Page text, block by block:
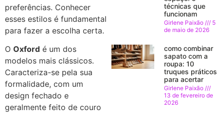
preferências. Conhecer
esses estilos é fundamental
para fazer a escolha certa.
O Oxford é um dos
modelos mais clássicos.
Caracteriza-se pela sua
formalidade, com um
design fechado e
geralmente feito de couro
técnicas que
funcionam
Girlene Paixão
5
de maio de 2026
como combinar
sapato com a
roupa: 10
truques práticos
para acertar
Girlene Paixão
13 de fevereiro de
2026